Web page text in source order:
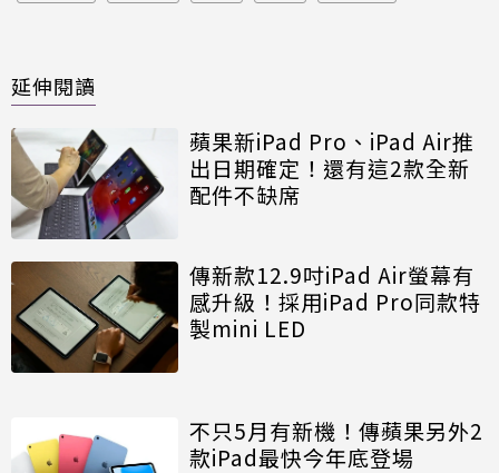
延伸閱讀
蘋果新iPad Pro、iPad Air推
出日期確定！還有這2款全新
配件不缺席
傳新款12.9吋iPad Air螢幕有
感升級！採用iPad Pro同款特
製mini LED
不只5月有新機！傳蘋果另外2
款iPad最快今年底登場